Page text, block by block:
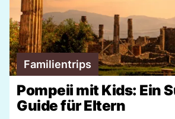
Familientrips
Pompeii mit Kids: Ein
Guide für Eltern